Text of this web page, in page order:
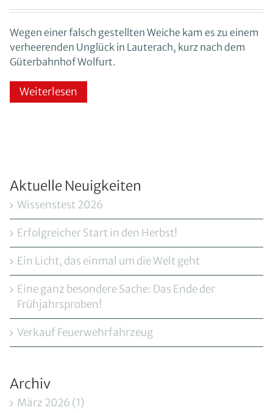
Wegen einer falsch gestellten Weiche kam es zu einem
verheerenden Unglück in Lauterach, kurz nach dem
Güterbahnhof Wolfurt.
Weiterlesen
Aktuelle Neuigkeiten
Wissenstest 2026
Erfolgreicher Start in den Herbst!
Ein Licht, das einmal um die Welt geht
Eine ganz besondere Sache: Das Ende der
Frühjahrsproben!
Verkauf Feuerwehrfahrzeug
Archiv
März 2026 (1)